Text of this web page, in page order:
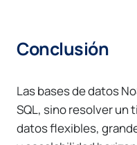
Conclusión
Las bases de datos
SQL, sino resolver
datos flexibles,